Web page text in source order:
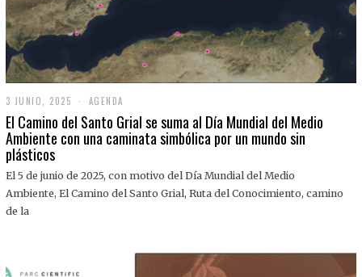
3 JUNIO, 2025
J
U
N
,
0
AGENDA
El Camino del Santo Grial se suma al Día Mundial del Medio
Ambiente con una caminata simbólica por un mundo sin
plásticos
El 5 de junio de 2025, con motivo del Día Mundial del Medio
Ambiente, El Camino del Santo Grial, Ruta del Conocimiento, camino
de la